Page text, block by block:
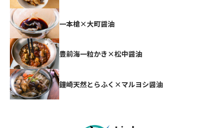
一本槍×大町醤油
豊前海一粒かき×松中醤油
鐘崎天然とらふく×マルヨシ醤油